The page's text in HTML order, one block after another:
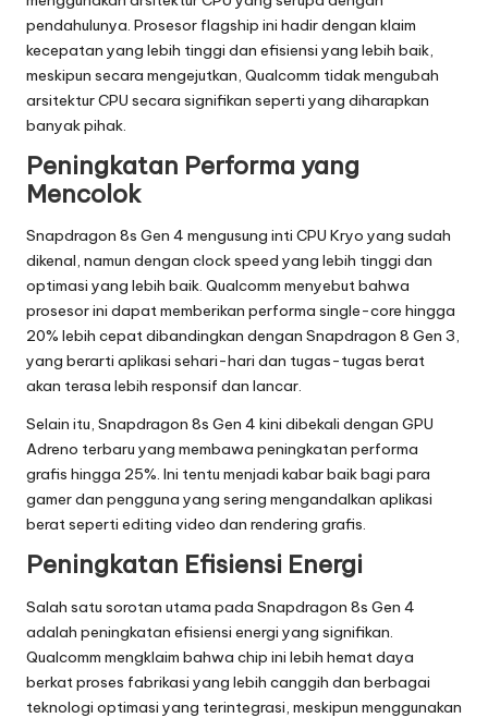
a
r
u
2
0
2
5
-
I
n
o
v
a
s
i
d
a
n
pendahulunya. Prosesor flagship ini hadir dengan klaim
kecepatan yang lebih tinggi dan efisiensi yang lebih baik,
meskipun secara mengejutkan, Qualcomm tidak mengubah
arsitektur CPU secara signifikan seperti yang diharapkan
banyak pihak.
Peningkatan Performa yang
Mencolok
Snapdragon 8s Gen 4 mengusung inti CPU Kryo yang sudah
dikenal, namun dengan clock speed yang lebih tinggi dan
optimasi yang lebih baik. Qualcomm menyebut bahwa
prosesor ini dapat memberikan performa single-core hingga
20% lebih cepat dibandingkan dengan Snapdragon 8 Gen 3,
yang berarti aplikasi sehari-hari dan tugas-tugas berat
akan terasa lebih responsif dan lancar.
Selain itu, Snapdragon 8s Gen 4 kini dibekali dengan GPU
Adreno terbaru yang membawa peningkatan performa
grafis hingga 25%. Ini tentu menjadi kabar baik bagi para
gamer dan pengguna yang sering mengandalkan aplikasi
berat seperti editing video dan rendering grafis.
Peningkatan Efisiensi Energi
Salah satu sorotan utama pada Snapdragon 8s Gen 4
adalah peningkatan efisiensi energi yang signifikan.
Qualcomm mengklaim bahwa chip ini lebih hemat daya
berkat proses fabrikasi yang lebih canggih dan berbagai
teknologi optimasi yang terintegrasi, meskipun menggunakan